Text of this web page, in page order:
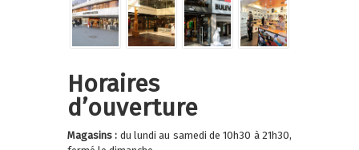
Horaires
d’ouverture
Magasins : du lundi au samedi de 10h30 à 21h30,